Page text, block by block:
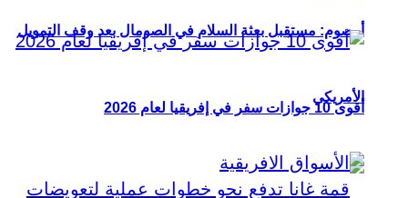
أوصوم: مستقبل بعثة السلام في الصومال بعد وقف التمويل
الأمريكي
أقوى 10 جوازات سفر في إفريقيا لعام 2026